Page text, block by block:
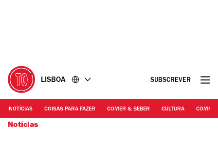
LISBOA SUBSCREVER
NOTÍCIAS COISAS PARA FAZER COMER & BEBER CULTURA
Notícias